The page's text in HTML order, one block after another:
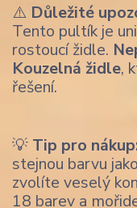
⚠️ Důležité
Tento pultík je
rostoucí židle.
Kouzelná židle,
řešení.
💡 Tip pro
stejnou barvu
zvolíte veselý
18 barev a